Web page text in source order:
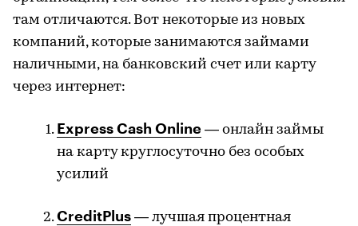
там отличаются. Вот некоторые из новых
компаний, которые занимаются займами
наличными, на банковский счет или карту
через интернет:
Express Cash Online — онлайн займы
на карту круглосуточно без особых
усилий
CreditPlus — лучшая процентная